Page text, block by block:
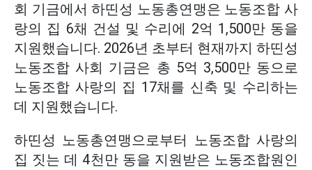
회 기금에서 하띤성 노동총연맹은 노동조합 사
랑의 집 6채 건설 및 수리에 2억 1,500만 동을
지원했습니다. 2026년 초부터 현재까지 하띤성
노동조합 사회 기금은 총 5억 3,500만 동으로
노동조합 사랑의 집 17채를 신축 및 수리하는
데 지원했습니다.
하띤성 노동총연맹으로부터 노동조합 사랑의
집 짓는 데 4천만 동을 지원받은 노동조합원인